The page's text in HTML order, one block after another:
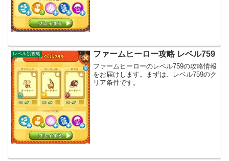
レベル別攻略 ファームヒーロー攻略 レベル759
ファームヒーローのレベル759の攻略情報
をお届けします。まずは、レベル759のク
リア条件です。